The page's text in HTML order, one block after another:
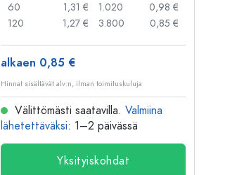
60
1,31 €
120
1,27 €
1.020
0,98 €
3.800
0,85 €
alkaen 0,85 €
Hinnat sisältävät alv:n, ilman toimituskuluja
Välittömästi saatavilla. Valmiina
lähetettäväksi: 1–2 päivässä
Yksityiskohdat